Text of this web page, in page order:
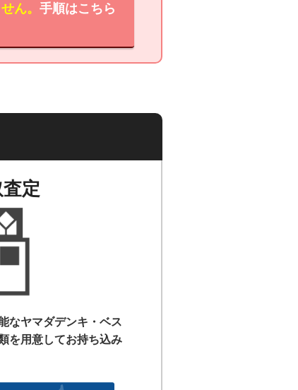
ん。 手順はこちら
定
なヤマダデンキ・ベス
を用意してお持ち込み